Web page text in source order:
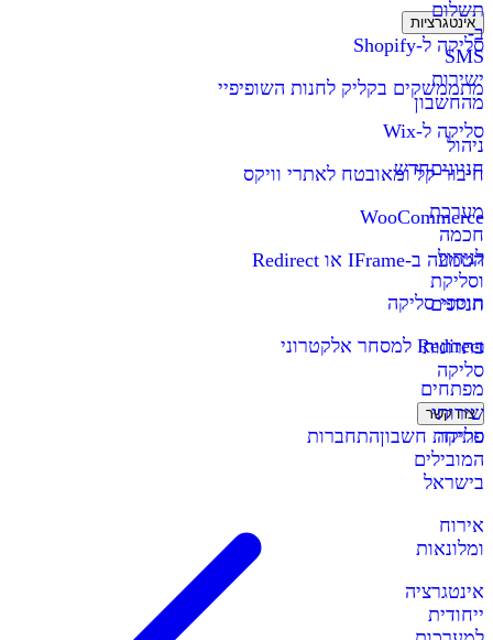
תשלום
ב-
SMS
ישירות
מהחשבון
ניהול
חניוניםחדש
מערכת
חכמה
לניהול
וסליקת
חניונים
פתרונות
סליקה
שירותי
סליקה
המובילים
בישראל
אירוח
ומלונאות
אינטגרציה
ייחודית
אינטגרציות
סליקה ל-Shopify
מתממשקים בקליק לחנות השופיפיי
סליקה ל-Wix
חיבור קל ומאובטח לאתרי וויקס
WooCommerce
הטמעה ב-IFrame או Redirect
תוספי סליקה
Redirect למסחר אלקטרוני
מפתחים
צרו קשר
פתיחת חשבוןהתחברות